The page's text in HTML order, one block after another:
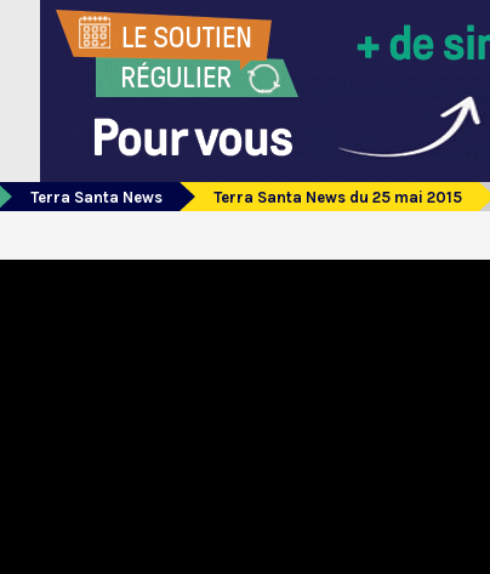
Terra Santa News Terra Santa News du 25 mai 2015